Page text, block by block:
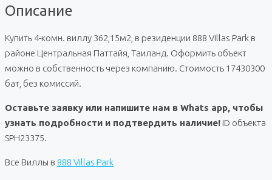
Описание
Купить 4-комн. виллу 362,15м2, в резиденции 888 Villas Park в
районе Центральная Паттайя, Таиланд. Оформить объект
можно в собственность через компанию. Стоимость 17430300
бат, без комиссий.
Оставьте заявку или напишите нам в Whats app, чтобы
узнать подробности и подтвердить наличие! ID объекта
SPH23375.
Все Виллы в 888 Villas Park